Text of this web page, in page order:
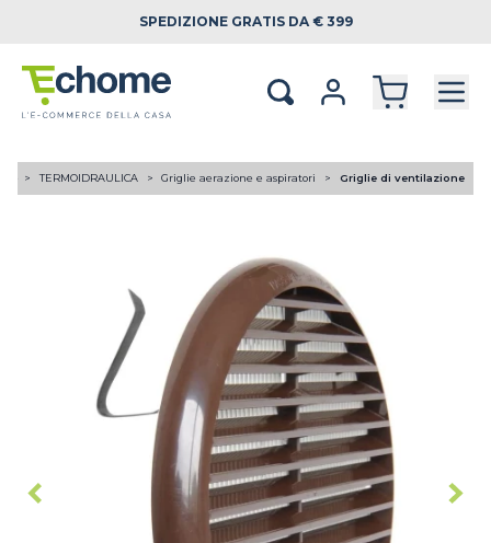
SPEDIZIONE GRATIS DA € 399
TERMOIDRAULICA Griglie aerazione e aspiratori Griglie di ventilazione